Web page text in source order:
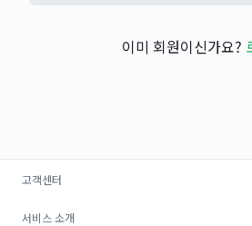
이미 회원이신가요?
고객센터
서비스 소개